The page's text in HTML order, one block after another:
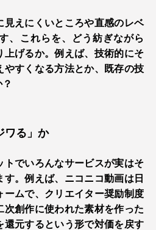
見えにくいところや直感のレベ
、これらを、どう紡ぎながら
上げるか。例えば、技術的にそ
やすくなる方法とか、既存の技
ワる」か
トでいろんなサービスが実はそ
す。例えば、ニコニコ動画は日
ームで、クリエイター奨励制度
次創作に使われた素材を作った
還元するという形で対価を戻す